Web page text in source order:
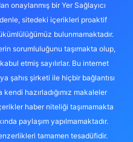
onaylanmış bir Yer Sağlayıcı
sitedeki içerikleri proaktif
bulunmamaktadır.
sorumluluğunu taşımakta olup,
etmiş sayılırlar. Bu internet
şahıs şirketi ile hiçbir bağlantısı
hazırladığımız makaleler
haber niteliği taşımamakta
paylaşım yapılmamaktadır.
tamamen tesadüfidir.